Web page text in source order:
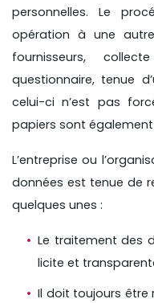
personnelles. Le
opération à une
fournisseurs,
questionnaire, tenue
celui-ci n’est pas
papiers sont
L’entreprise ou
données est tenue de
quelques unes :
Le traitement des
licite et
Il doit toujours être